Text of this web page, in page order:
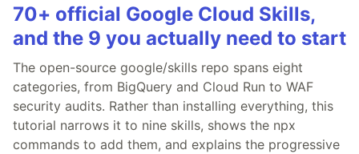
70+ official Google Cloud Skills,
and the 9 you actually need to start
The open-source google/skills repo spans eight
categories, from BigQuery and Cloud Run to WAF
security audits. Rather than installing everything, this
tutorial narrows it to nine skills, shows the npx
commands to add them, and explains the progressive